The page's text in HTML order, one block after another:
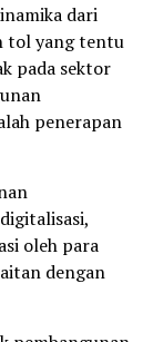
dari
tol yang tentu
pada sektor
penerapan
oleh para
dengan